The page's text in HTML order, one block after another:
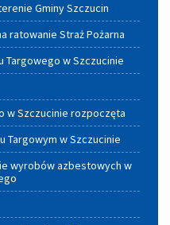
Gminy Szczucin
ratowanie Straż Pożarna
Targowego w Szczucinie
w Szczucinie rozpoczęta
Targowym w Szczucinie
wyrobów azbestowych w